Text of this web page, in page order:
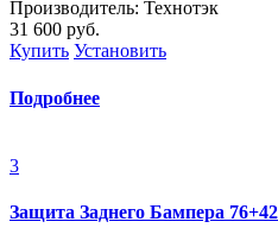
Производитель: Технотэк
31 600 руб.
Купить Установить
Подробнее
3
Защита Заднего Бампера